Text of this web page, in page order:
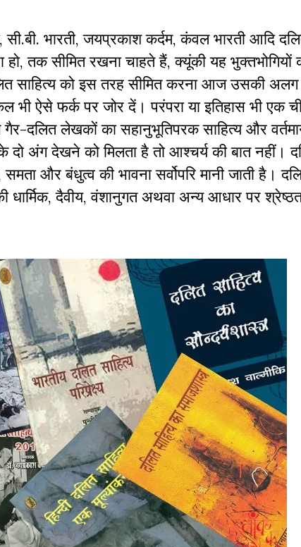
भारती, जयप्रकाश कर्दम, कंवल भारती आदि
हो, तक सीमित रखना चाहते हैं, क्यूंकी यह भुक्तभोगियों
साहित्य को इस तरह सीमित करना आज उसकी
ऐसे फर्क पर जोर दें। परंपरा या इतिहास भी एक
दलित लेखकों का सहानुभूतिपरक साहित्य और
दो अंग देखने को मिलता है तो आश्चर्य की बात नहीं।
और बंधुत्व की भावना सर्वोपरि मानी जाती है।
धार्मिक, दैवीय, वंशानुगत अथवा अन्य आधार पर